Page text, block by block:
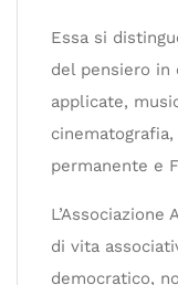
Essa si
del pensiero in
applicate,
permanente e
di vita
democratico,